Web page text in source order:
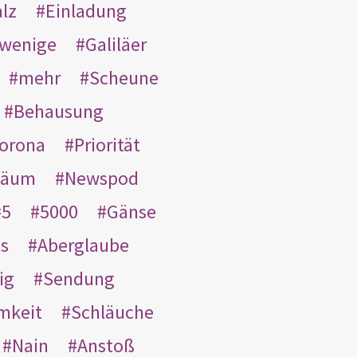
Einladung
Galiläer
mehr
Scheune
Behausung
Priorität
Newspod
5
5000
Gänse
Aberglaube
Sendung
Schläuche
Nain
Anstoß